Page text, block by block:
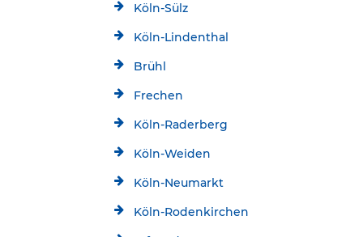
Köln-Sülz
Köln-Lindenthal
Brühl
Frechen
Köln-Raderberg
Köln-Weiden
Köln-Neumarkt
Köln-Rodenkirchen